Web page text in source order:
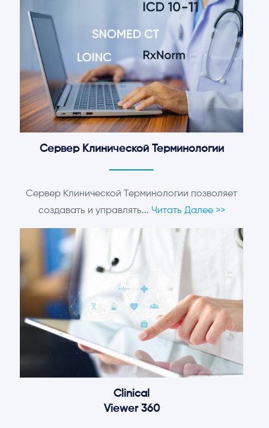
Сервер Клинической Терминологии
Сервер Клинической Терминологии позволяет
создавать и управлять... Читать Далее >>
Clinical
Viewer 360